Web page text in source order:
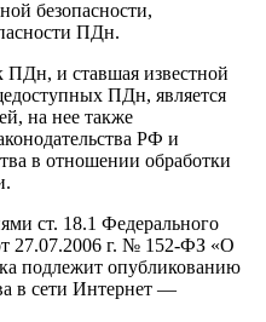
безопасности,
ПДн.
ПДн, и ставшая известной
ПДн, является
на нее также
РФ и
в отношении обработки
ст. 18.1 Федерального
27.07.2006 г. № 152-ФЗ «О
подлежит опубликованию
в сети Интернет —